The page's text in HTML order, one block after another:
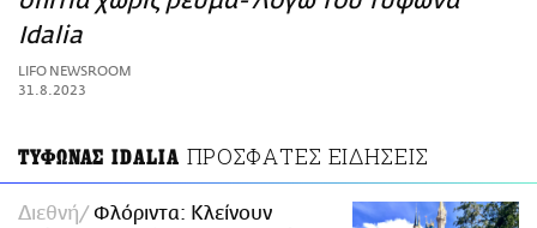
ΑΜΠΑ
PRINT
Idalia
LIFO NEWSROOM
31.8.2023
ΤΥΦΩΝΑΣ IDALIA ΠΡΟΣΦΑΤΕΣ ΕΙΔΗΣΕΙΣ
Διεθνή
Φλόριντα: Κλείνουν